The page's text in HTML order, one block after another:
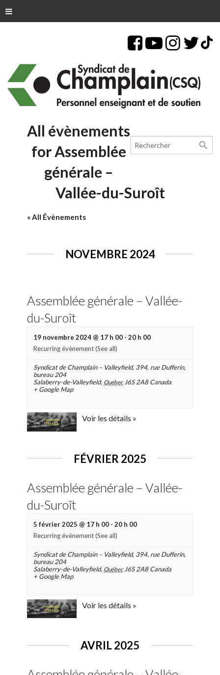
search
All évènements
for Assemblée
générale –
Vallée-du-Suroît
« All Évènements
NOVEMBRE 2024
Assemblée générale – Vallée-
du-Suroît
19 novembre 2024 @ 17 h 00 - 20 h 00
Recurring évènement(See all)
Syndicat de Champlain – Valleyfield, 394, rue Dufferin,
bureau 204
Salaberry-de-Valleyfield, Québec J6S 2A8 Canada
+ Google Map
Voir les détails »
FÉVRIER 2025
Assemblée générale – Vallée-
du-Suroît
5 février 2025 @ 17 h 00 - 20 h 00
Recurring évènement(See all)
Syndicat de Champlain – Valleyfield, 394, rue Dufferin,
bureau 204
Salaberry-de-Valleyfield, Québec J6S 2A8 Canada
+ Google Map
Voir les détails »
AVRIL 2025